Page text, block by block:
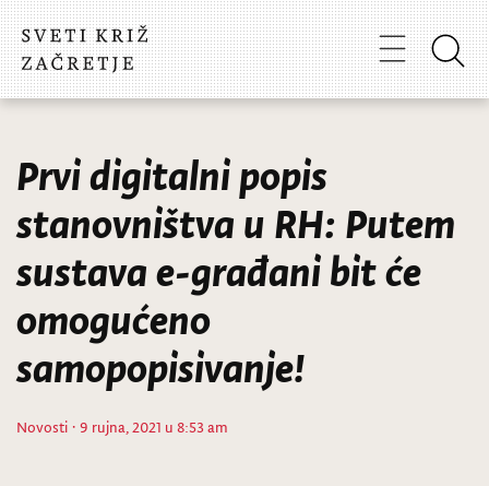
Prvi digitalni popis
stanovništva u RH: Putem
sustava e-građani bit će
omogućeno
samopopisivanje!
Novosti · 9 rujna, 2021 u 8:53 am